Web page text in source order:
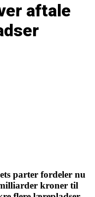
aftale
parter fordeler nu
kroner til